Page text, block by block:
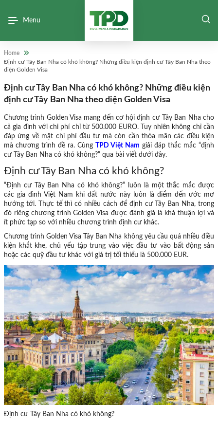
Menu
Home
Định cư Tây Ban Nha có khó không? Những điều kiện định cư Tây Ban Nha theo
diện Golden Visa
Định cư Tây Ban Nha có khó không? Những điều kiện
định cư Tây Ban Nha theo diện Golden Visa
Chương trình Golden Visa mang đến cơ hội định cư Tây Ban Nha cho
cả gia đình với chi phí chỉ từ 500.000 EURO. Tuy nhiên không chỉ cần
đáp ứng về mặt chi phí đầu tư mà còn cần thỏa mãn các điều kiện
mà chương trình đề ra. Cùng
TPD Việt Nam giải đáp thắc mắc “định
cư Tây Ban Nha có khó không?” qua bài viết dưới đây.
Định cư Tây Ban Nha có khó không?
“Định cư Tây Ban Nha có khó không?” luôn là một thắc mắc được
các gia đình Việt Nam khi đất nước này luôn là điểm đến ước mơ
hướng tới. Thực tế thì có nhiều cách để định cư Tây Ban Nha, trong
đó riêng chương trình Golden Visa được đánh giá là khá thuận lợi và
ít phức tạp so với nhiều chương trình định cư khác.
Chương trình Golden Visa Tây Ban Nha không yêu cầu quá nhiều điều
kiện khắt khe, chủ yếu tập trung vào việc đầu tư vào bất động sản
hoặc các quỹ đầu tư khác với giá trị tối thiểu là 500.000 EUR.
Định cư Tây Ban Nha có khó không?